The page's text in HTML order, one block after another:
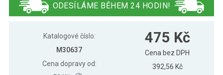
x 31,5 x 10, potisk
486 Kč
GamesPlanet® Mini stolní fotbálek, 50,5
ODESÍLÁME BĚHEM 24 HODIN!
Katalogové číslo:
M30637
Cena dopravy od:
475 Kč
Cena bez DPH
392,56 Kč